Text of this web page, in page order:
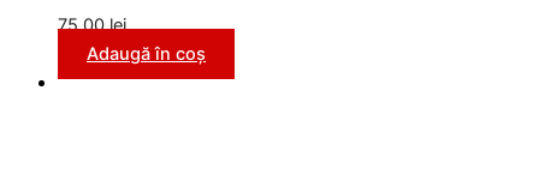
75,00lei
Adaugă în coș